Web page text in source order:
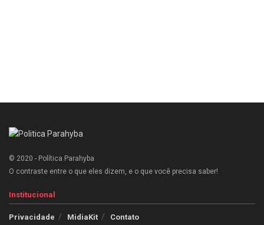
© 2020 - Política Parahyba
O contraste entre o que eles dizem, e o que você precisa saber!
Institucional
Privacidade MidiaKit Contato